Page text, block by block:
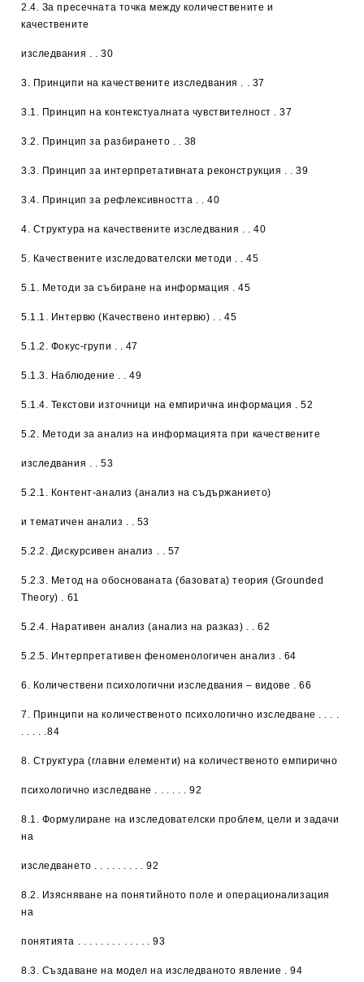
2.4. За пресечната точка между количествените и
качествените
изследвания . . 30
3. Принципи на качествените изследвания . . 37
3.1. Принцип на контекстуалната чувствителност . 37
3.2. Принцип за разбирането . . 38
3.3. Принцип за интерпретативната реконструкция . . 39
3.4. Принцип за рефлексивността . . 40
4. Структура на качествените изследвания . . 40
5. Качествените изследователски методи . . 45
5.1. Методи за събиране на информация . 45
5.1.1. Интервю (Качествено интервю) . . 45
5.1.2. Фокус-групи . . 47
5.1.3. Наблюдение . . 49
5.1.4. Текстови източници на емпирична информация . 52
5.2. Методи за анализ на информацията при качествените
изследвания . . 53
5.2.1. Контент-анализ (анализ на съдържанието)
и тематичен анализ . . 53
5.2.2. Дискурсивен анализ . . 57
5.2.3. Метод на обоснованата (базовата) теория (Grounded
Theory) . 61
5.2.4. Наративен анализ (анализ на разказ) . . 62
5.2.5. Интерпретативен феноменологичен анализ . 64
6. Количествени психологични изследвания – видове . 66
7. Принципи на количественото психологично изследване . . . .
. . . . .84
8. Структура (главни елементи) на количественото емпирично
психологично изследване . . . . . . 92
8.1. Формулиране на изследователски проблем, цели и задачи
на
изследването . . . . . . . . . 92
8.2. Изясняване на понятийното поле и операционализация
на
понятията . . . . . . . . . . . . . 93
8.3. Създаване на модел на изследваното явление . 94